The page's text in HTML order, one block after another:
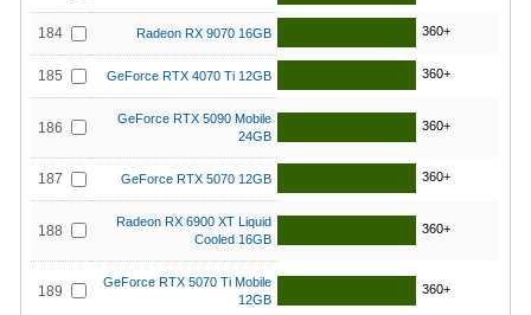
184 Radeon RX 9070 16GB 360+
185 GeForce RTX 4070 Ti 12GB 360+
186
GeForce RTX 5090 Mobile
24GB
360+
187 GeForce RTX 5070 12GB 360+
188
Radeon RX 6900 XT Liquid
Cooled 16GB
360+
189
GeForce RTX 5070 Ti Mobile
12GB
360+